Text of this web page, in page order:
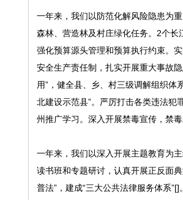
一年来，我们以防范化解风险隐患为
森林、营造林及村庄绿化任务。2个长
强化预算源头管理和预算执行约束。
安全生产责任制，扎实开展重大事故
用”，健全县、乡、村三级调解组织
北建设示范县”。严厉打击各类违法犯
州推广学习。深入开展禁毒宣传，禁
一年来，我们以深入开展主题教育为
读书班和专题研讨，认真开展正反面
普法”，建成“三大公共法律服务体系